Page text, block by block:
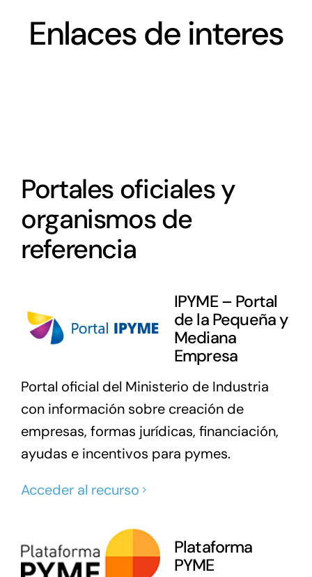
Antena Tecnológica
Enlaces de interes
Portales oficiales y
organismos de
referencia
IPYME – Portal
de la Pequeña y
Mediana
Empresa
Portal oficial del Ministerio de Industria
con información sobre creación de
empresas, formas jurídicas, financiación,
ayudas e incentivos para pymes.
Acceder al recurso
Plataforma
PYME